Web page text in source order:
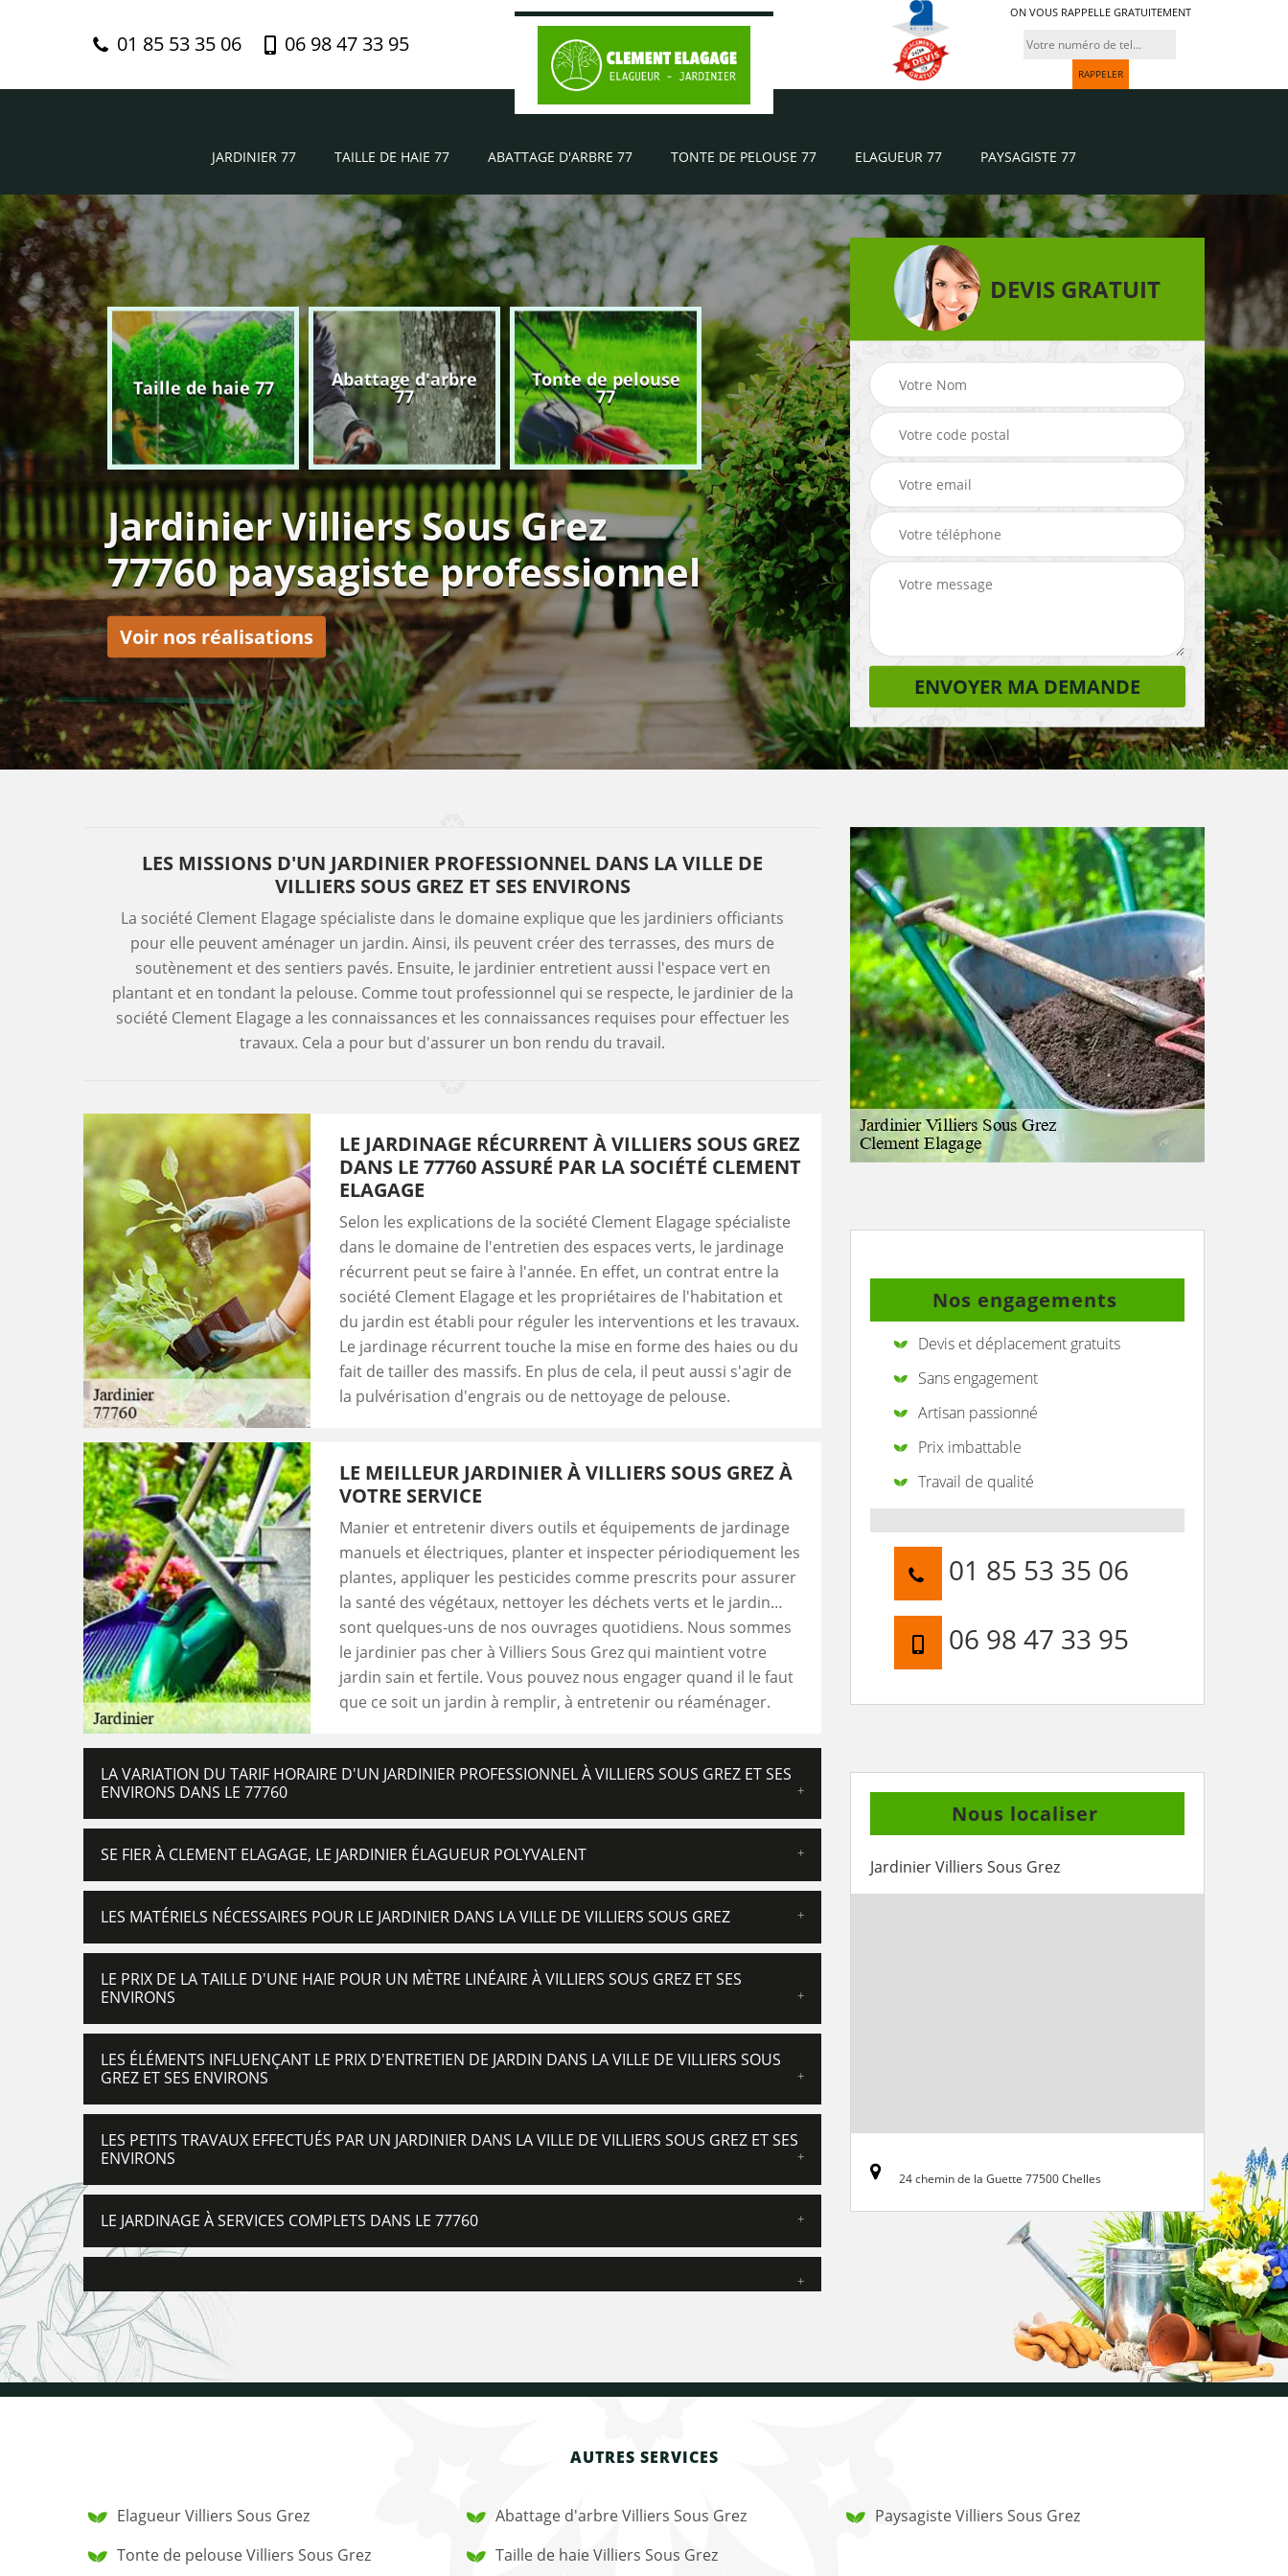
01 85 53 35 06 06 98 47 33 95
ON VOUS RAPPELLE GRATUITEMENT
JARDINIER 77 TAILLE DE HAIE 77 ABATTAGE D'ARBRE 77 TONTE DE PELOUSE 77 ELAGUEUR 77 PAYSAGISTE 77
Taille de haie 77 Abattage d'arbre
77
Tonte de pelouse
77 Elagueur 77 Paysagiste 77 Jardinier 77
Jardinier Villiers Sous Grez
77760 paysagiste professionnel
Voir nos réalisations
DEVIS GRATUIT
LES MISSIONS D'UN JARDINIER PROFESSIONNEL DANS LA VILLE DE
VILLIERS SOUS GREZ ET SES ENVIRONS
La société Clement Elagage spécialiste dans le domaine explique que les jardiniers officiants
pour elle peuvent aménager un jardin. Ainsi, ils peuvent créer des terrasses, des murs de
soutènement et des sentiers pavés. Ensuite, le jardinier entretient aussi l'espace vert en
plantant et en tondant la pelouse. Comme tout professionnel qui se respecte, le jardinier de la
société Clement Elagage a les connaissances et les connaissances requises pour effectuer les
travaux. Cela a pour but d'assurer un bon rendu du travail.
LE JARDINAGE RÉCURRENT À VILLIERS SOUS GREZ
DANS LE 77760 ASSURÉ PAR LA SOCIÉTÉ CLEMENT
ELAGAGE
Selon les explications de la société Clement Elagage spécialiste
dans le domaine de l'entretien des espaces verts, le jardinage
récurrent peut se faire à l'année. En effet, un contrat entre la
société Clement Elagage et les propriétaires de l'habitation et
du jardin est établi pour réguler les interventions et les travaux.
Le jardinage récurrent touche la mise en forme des haies ou du
fait de tailler des massifs. En plus de cela, il peut aussi s'agir de
la pulvérisation d'engrais ou de nettoyage de pelouse.
LE MEILLEUR JARDINIER À VILLIERS SOUS GREZ À
VOTRE SERVICE
Manier et entretenir divers outils et équipements de jardinage
manuels et électriques, planter et inspecter périodiquement les
plantes, appliquer les pesticides comme prescrits pour assurer
la santé des végétaux, nettoyer les déchets verts et le jardin…
sont quelques-uns de nos ouvrages quotidiens. Nous sommes
le jardinier pas cher à Villiers Sous Grez qui maintient votre
jardin sain et fertile. Vous pouvez nous engager quand il le faut
que ce soit un jardin à remplir, à entretenir ou réaménager.
LA VARIATION DU TARIF HORAIRE D'UN JARDINIER PROFESSIONNEL À VILLIERS SOUS GREZ ET SES
ENVIRONS DANS LE 77760
SE FIER À CLEMENT ELAGAGE, LE JARDINIER ÉLAGUEUR POLYVALENT
LES MATÉRIELS NÉCESSAIRES POUR LE JARDINIER DANS LA VILLE DE VILLIERS SOUS GREZ
LE PRIX DE LA TAILLE D'UNE HAIE POUR UN MÈTRE LINÉAIRE À VILLIERS SOUS GREZ ET SES
ENVIRONS
LES ÉLÉMENTS INFLUENÇANT LE PRIX D'ENTRETIEN DE JARDIN DANS LA VILLE DE VILLIERS SOUS
GREZ ET SES ENVIRONS
LES PETITS TRAVAUX EFFECTUÉS PAR UN JARDINIER DANS LA VILLE DE VILLIERS SOUS GREZ ET SES
ENVIRONS
LE JARDINAGE À SERVICES COMPLETS DANS LE 77760
Nos engagements
Devis et déplacement gratuits
Sans engagement
Artisan passionné
Prix imbattable
Travail de qualité
01 85 53 35 06
06 98 47 33 95
Nous localiser
Jardinier Villiers Sous Grez
24 chemin de la Guette 77500 Chelles
AUTRES SERVICES
Elagueur Villiers Sous Grez
Tonte de pelouse Villiers Sous Grez
Abattage d'arbre Villiers Sous Grez
Taille de haie Villiers Sous Grez
Paysagiste Villiers Sous Grez